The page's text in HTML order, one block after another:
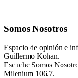
Somos Nosotros
Espacio de opinión e
Guillermo Kohan.
Escuche Somos
Milenium 106.7.